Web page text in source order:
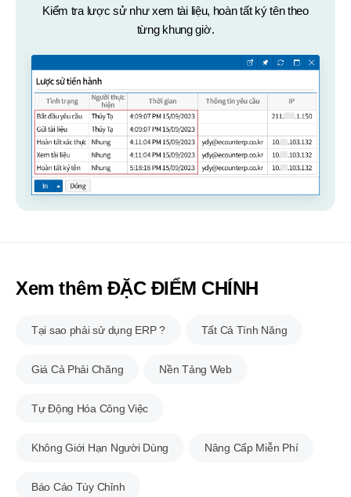
Kiểm tra lược sử như xem tài liệu, hoàn tất ký tên theo
từng khung giờ.
Xem thêm ĐẶC ĐIỂM CHÍNH
Tại sao phải sử dụng ERP ? Tất Cả Tính Năng
Giá Cả Phải Chăng Nền Tảng Web
Tự Động Hóa Công Việc
Không Giới Hạn Người Dùng Nâng Cấp Miễn Phí
Báo Cáo Tùy Chỉnh